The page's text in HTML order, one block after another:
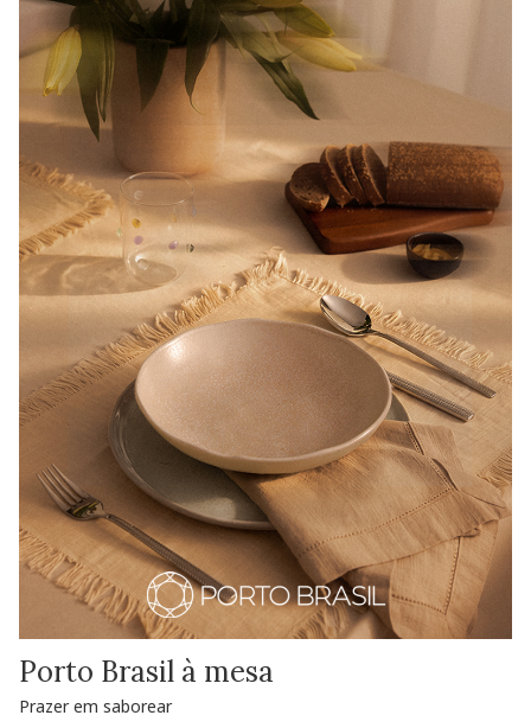
Porto Brasil à mesa
Prazer em saborear